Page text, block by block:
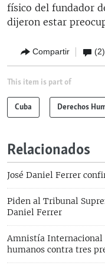
físico del fundador
dijeron estar
Compartir (2)
This item is part of
Cuba Derechos
Relacionados
José Daniel Ferrer
Piden al Tribunal
Daniel Ferrer
Amnistía Internacional
humanos contra tres